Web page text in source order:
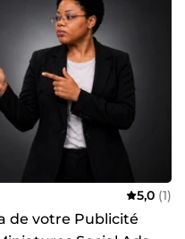
5,0 (1)
de votre Publicité